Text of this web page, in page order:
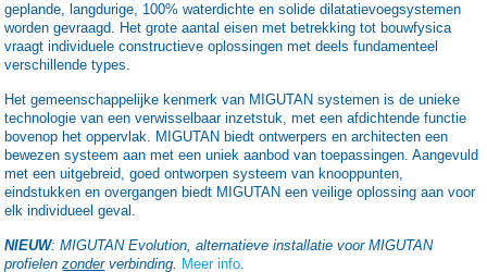
geplande, langdurige, 100% waterdichte en solide dilatatievoegsystemen
worden gevraagd. Het grote aantal eisen met betrekking tot bouwfysica
vraagt individuele constructieve oplossingen met deels fundamenteel
verschillende types.
Het gemeenschappelijke kenmerk van MIGUTAN systemen is de unieke
technologie van een verwisselbaar inzetstuk, met een afdichtende functie
bovenop het oppervlak. MIGUTAN biedt ontwerpers en architecten een
bewezen systeem aan met een uniek aanbod van toepassingen. Aangevuld
met een uitgebreid, goed ontworpen systeem van knooppunten,
eindstukken en overgangen biedt MIGUTAN een veilige oplossing aan voor
elk individueel geval.
NIEUW: MIGUTAN Evolution, alternatieve installatie voor MIGUTAN
profielenzonderverbinding. Meer info.